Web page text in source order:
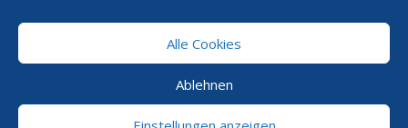
Alle Cookies
Ablehnen
Pressefotos Datenschutzerklärung
Cookie-Richtlinie